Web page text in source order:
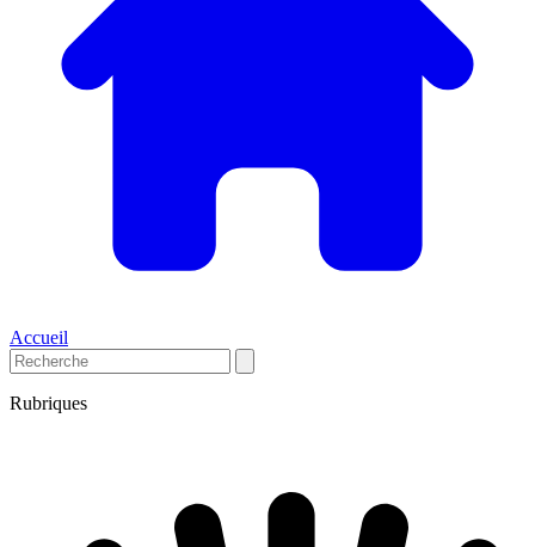
Accueil
Rubriques